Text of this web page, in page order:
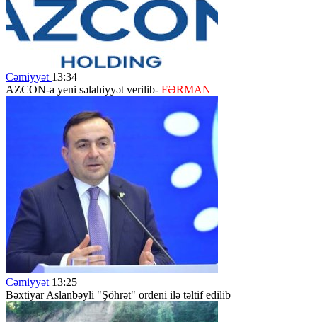
Cəmiyyət 13:34
AZCON-a yeni səlahiyyət verilib- FƏRMAN
Cəmiyyət 13:25
Bəxtiyar Aslanbəyli "Şöhrət" ordeni ilə təltif edilib